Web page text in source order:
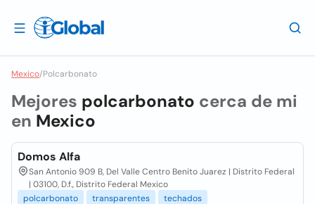
Mexico/Polcarbonato
Mejores polcarbonato cerca de mi
en Mexico
Domos Alfa
San Antonio 909 B, Del Valle Centro Benito Juarez | Distrito Federal
| 03100, D.f., Distrito Federal Mexico
polcarbonato
transparentes techados